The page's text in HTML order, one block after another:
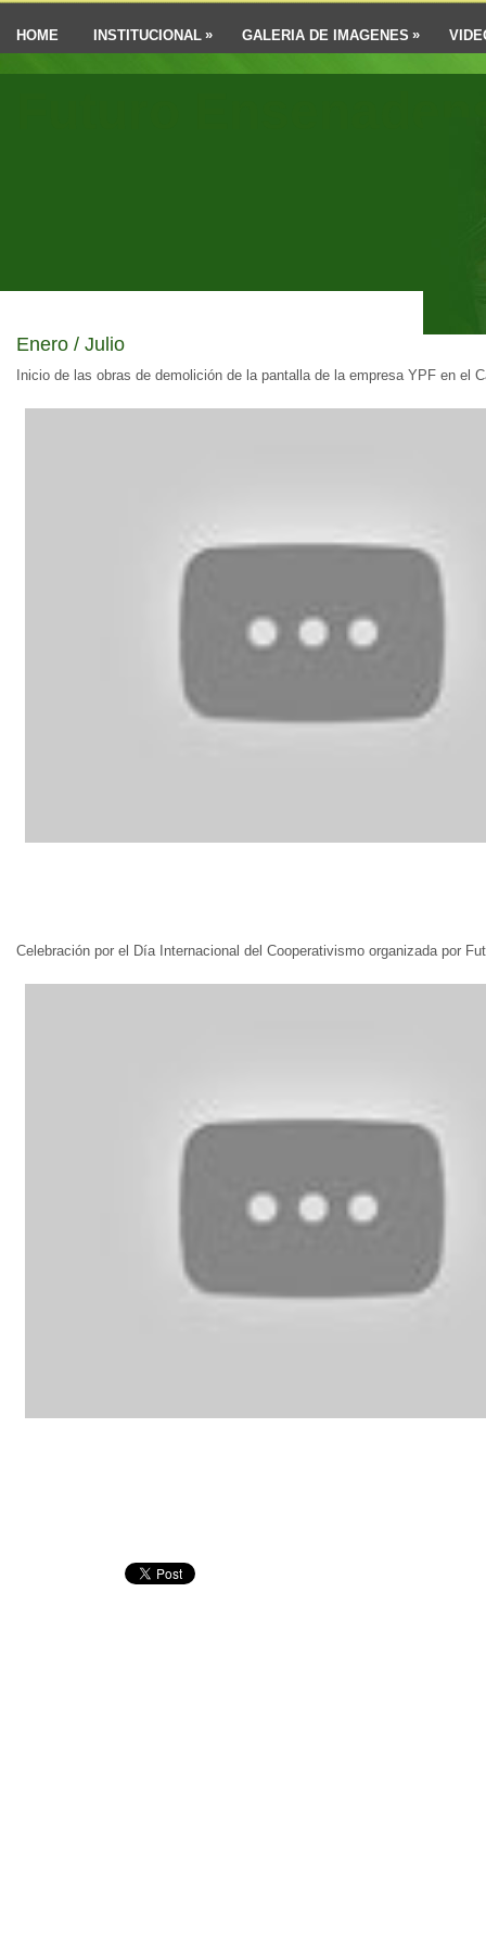
HOME INSTITUCIONAL » GALERIA DE IMAGENES »
Enero / Julio
Inicio de las obras de demolición de la pantalla de la empresa YPF en el
Celebración por el Día Internacional del Cooperativismo organizada por